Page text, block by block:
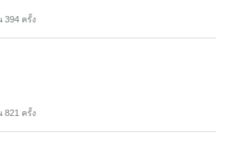
394 ครั้ง
821 ครั้ง